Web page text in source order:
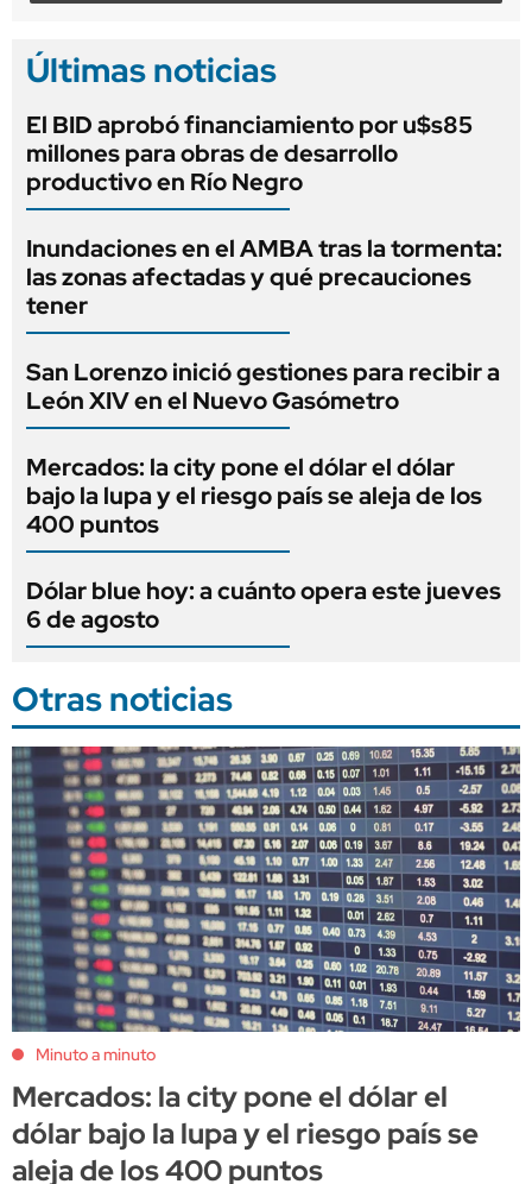
Últimas noticias
El BID aprobó financiamiento por u$s85
millones para obras de desarrollo
productivo en Río Negro
Inundaciones en el AMBA tras la tormenta:
las zonas afectadas y qué precauciones
tener
San Lorenzo inició gestiones para recibir a
León XIV en el Nuevo Gasómetro
Mercados: la city pone el dólar el dólar
bajo la lupa y el riesgo país se aleja de los
400 puntos
Dólar blue hoy: a cuánto opera este jueves
6 de agosto
Otras noticias
Minuto a minuto
Mercados: la city pone el dólar el
dólar bajo la lupa y el riesgo país se
aleja de los 400 puntos